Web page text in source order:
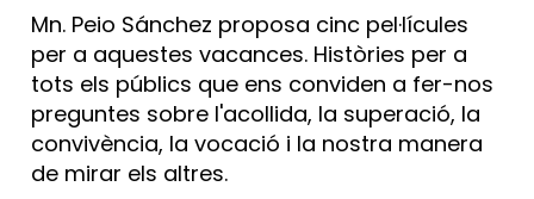
Mn. Peio Sánchez proposa cinc pel·lícules
per a aquestes vacances. Històries per a
tots els públics que ens conviden a fer-nos
preguntes sobre l'acollida, la superació, la
convivència, la vocació i la nostra manera
de mirar els altres.